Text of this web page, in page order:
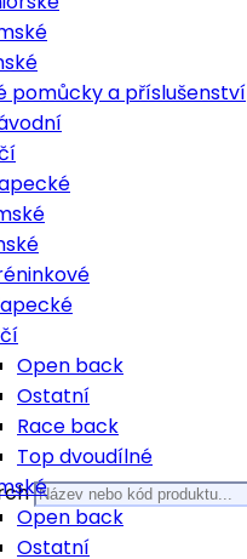
pomůcky a příslušenství
Open back
Ostatní
Race back
Top dvoudílné
Open back
Ostatní